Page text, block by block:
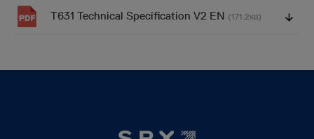
T631 Technical Specification V2 EN (171.2KB)